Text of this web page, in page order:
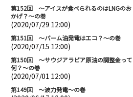
第152回 ～アイスが食べられるのはLNGのお
かげ？～の巻
(2020/07/29 12:00)
第151回 ～パーム油発電はエコ？～の巻
(2020/07/15 12:00)
第150回 ～サウジアラビア原油の調整金って
何？～の巻
(2020/07/01 12:00)
第149回 ～波力発電～の巻